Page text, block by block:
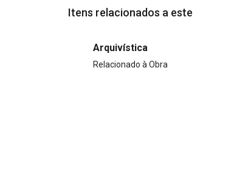
Itens relacionados a este
Arquivística
Relacionado à Obra